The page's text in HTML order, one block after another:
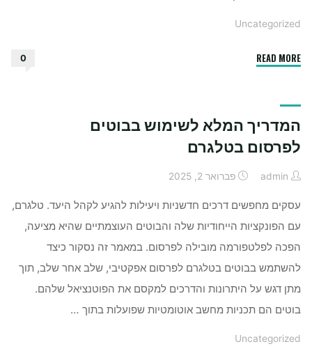
Uncategorized
READ MORE
שנשבר
￼"
0
המדריך המלא לשימוש בבוטים
לפרסום בטלגרם
admin פברואר 2, 2025
עסקים מחפשים דרכים חדשניות ויעילות להגיע לקהל היעד. טלגרם,
עם הפונקציות הייחודיות שלה והבוטים העוצמתיים שהיא מציעה,
הפכה לפלטפורמה מובילה לפרסום. במאמר זה נסקור כיצד
להשתמש בבוטים בטלגרם לפרסום אפקטיבי, שלב אחר שלב, תוך
מתן דגש על היתרונות והדרכים למקסם את הפוטנציאל שלהם.
בוטים הם תכניות מחשב אוטומטיות שפועלות בתוך …
Uncategorized